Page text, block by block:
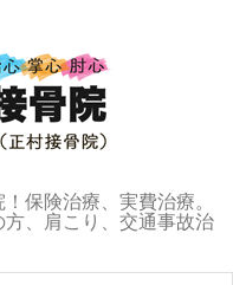
保険治療、実費治療。
、肩こり、交通事故治